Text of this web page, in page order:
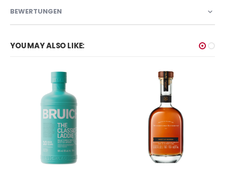
BEWERTUNGEN
YOU MAY ALSO LIKE: